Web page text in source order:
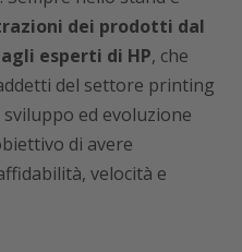
dei prodotti dal
esperti di HP, che
del settore printing
ed evoluzione
di avere
velocità e